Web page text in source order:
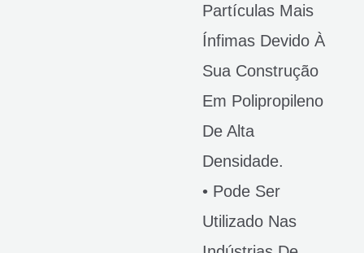
Partículas Mais
Ínfimas Devido À
Sua Construção
Em Polipropileno
De Alta
Densidade.
• Pode Ser
Utilizado Nas